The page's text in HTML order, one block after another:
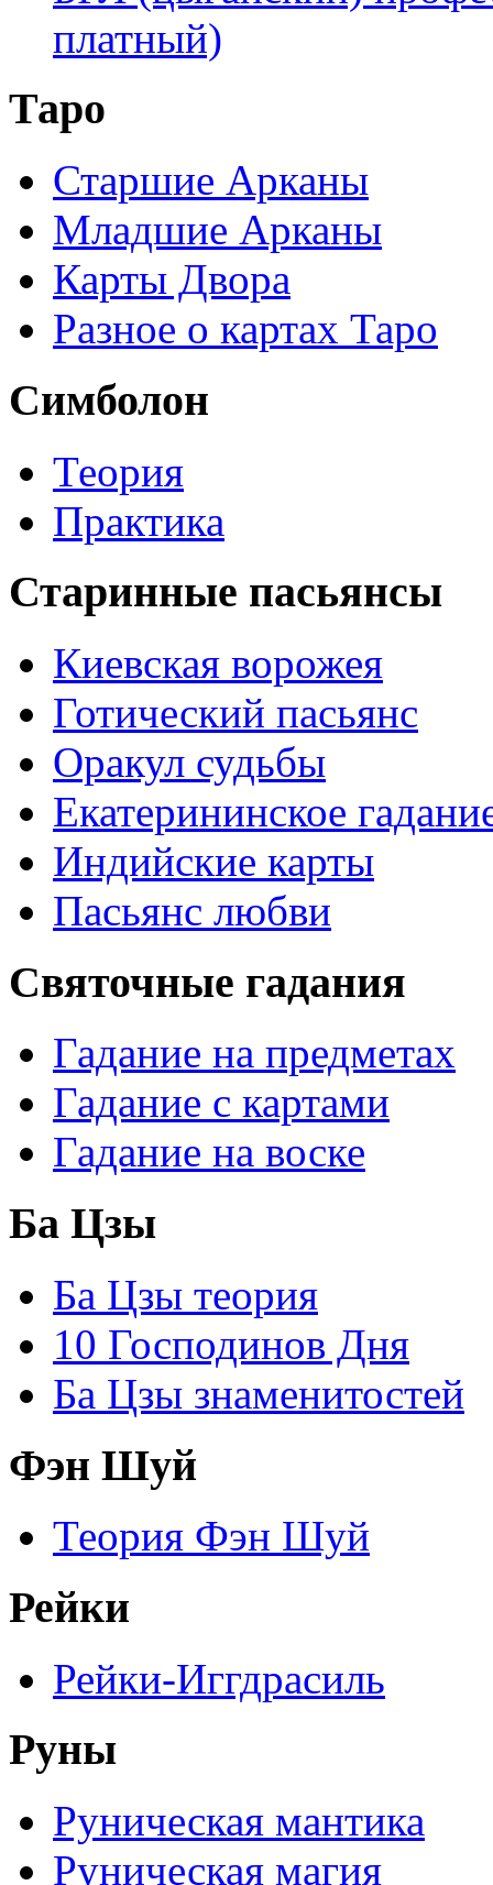
платный)
Таро
Старшие Арканы
Младшие Арканы
Карты Двора
Разное о картах Таро
Симболон
Теория
Практика
Старинные пасьянсы
Киевская ворожея
Готический пасьянс
Оракул судьбы
Екатерининское
Индийские карты
Пасьянс любви
Святочные гадания
Гадание на предметах
Гадание с картами
Гадание на воске
Ба Цзы
Ба Цзы теория
10 Господинов Дня
Ба Цзы знаменитостей
Фэн Шуй
Теория Фэн Шуй
Рейки
Рейки-Иггдрасиль
Руны
Руническая мантика
Руническая магия